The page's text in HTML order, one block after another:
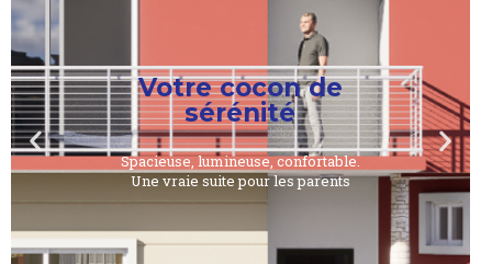
Votre cocon de
sérénité
Spacieuse, lumineuse, confortable.
Une vraie suite pour les parents